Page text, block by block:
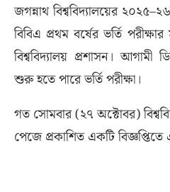
জগন্নাথ বিশ্ববিদ্যালয়ের
বিবিএ প্রথম বর্ষের ভর্তি
বিশ্ববিদ্যালয় প্রশাসন। আগামী
শুরু হতে পারে ভর্তি পরীক্ষা।
গত সোমবার (২৭ অক্টোবর)
পেজে প্রকাশিত একটি